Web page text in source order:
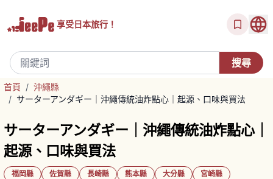
享受日本旅行！
首頁 / 沖繩縣
/ サーターアンダギー｜沖繩傳統油炸點心｜起源、口味與買法
サーターアンダギー｜沖繩傳統油炸點心｜
起源、口味與買法
福岡縣 佐賀縣 長崎縣 熊本縣 大分縣
宮崎縣